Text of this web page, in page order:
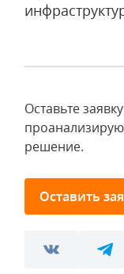
Оставьте
решение.
Оставить